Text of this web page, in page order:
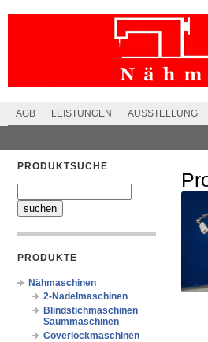
AGB LEISTUNGEN AUSSTELLUNG
PRODUKTSUCHE
PRODUKTE
Nähmaschinen
2-Nadelmaschinen
Blindstichmaschinen
Saummaschinen
Coverlockmaschinen